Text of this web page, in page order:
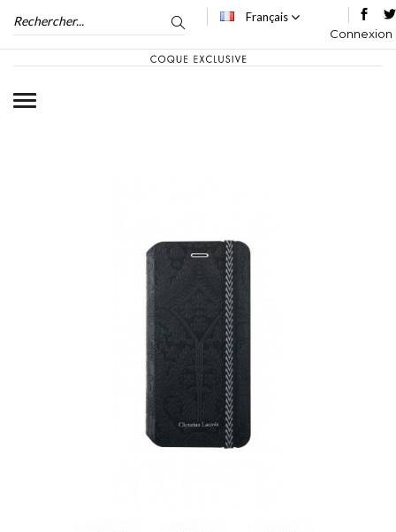
Français
Connexion